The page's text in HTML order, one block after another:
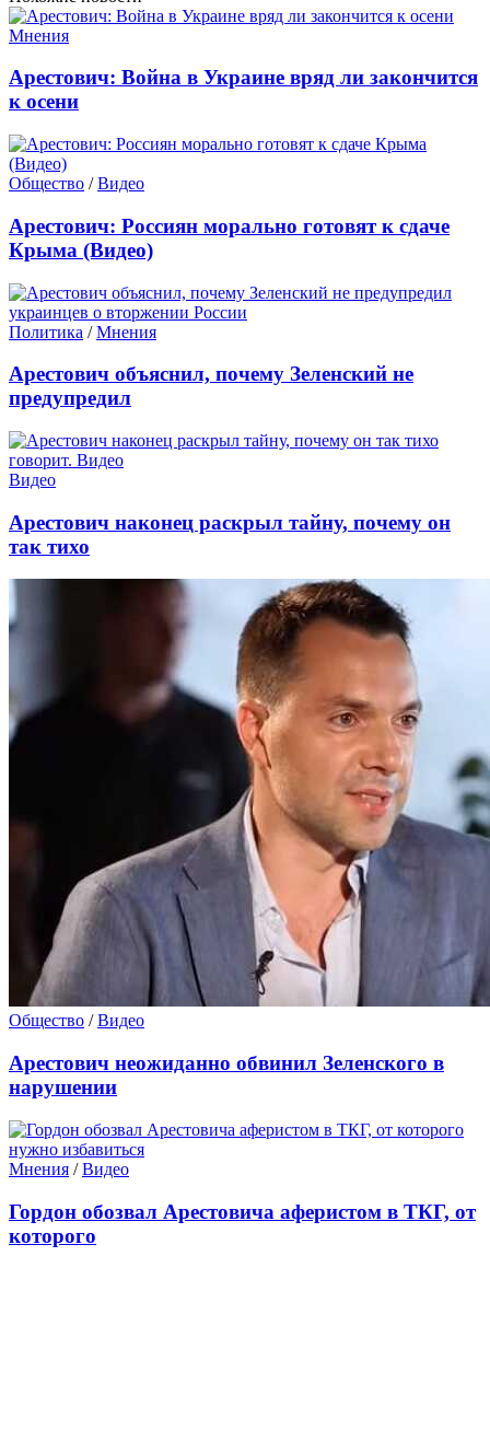
Мнения
Арестович: Война в Украине вряд ли закончится
к осени
Общество /Видео
Арестович: Россиян морально готовят к сдаче
Крыма (Видео)
Политика /Мнения
Арестович объяснил, почему Зеленский не
предупредил
Видео
Арестович наконец раскрыл тайну, почему он
так тихо
Общество /Видео
Арестович неожиданно обвинил Зеленского в
нарушении
Мнения /Видео
Гордон обозвал Арестовича аферистом в ТКГ, от
которого